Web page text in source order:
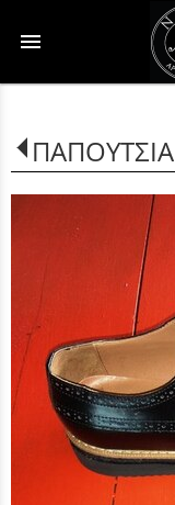
menu
ΠΑΠΟΥΤΣΙΑ